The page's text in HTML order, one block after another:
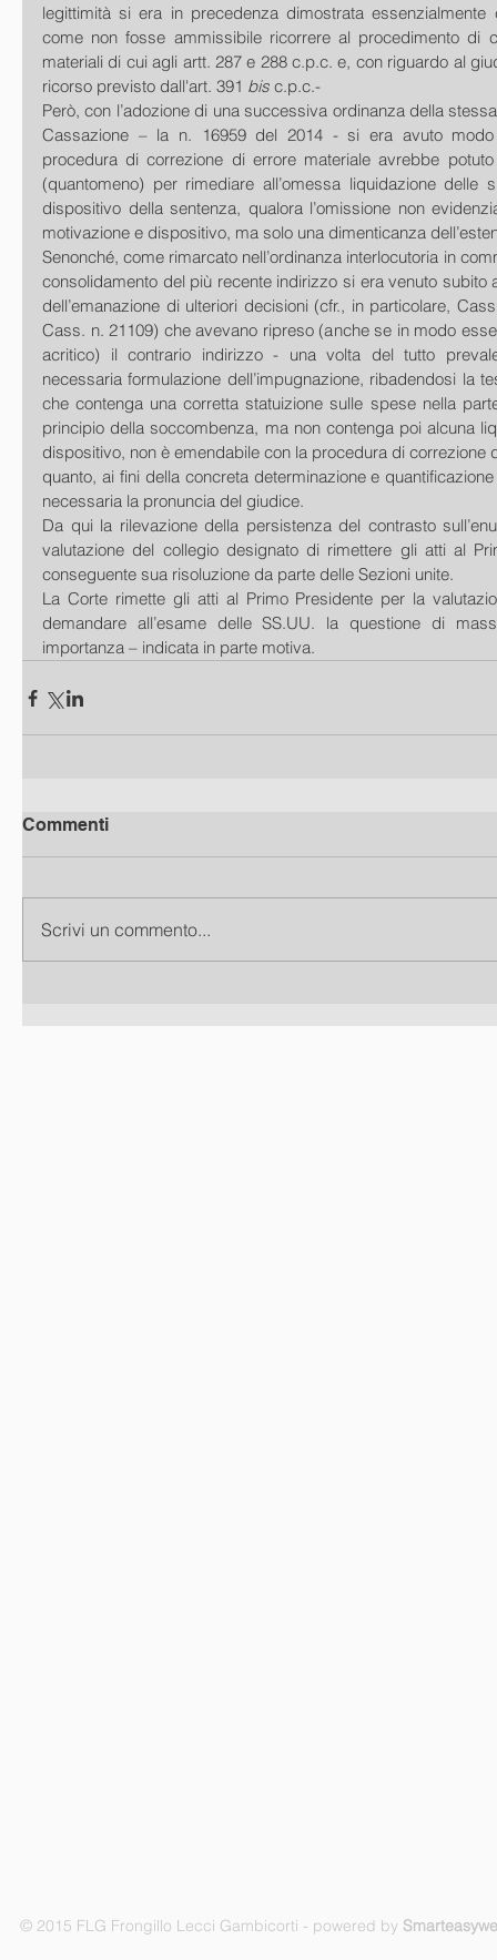
legittimità si era in precedenza dimostrata essenzialmente
come non fosse ammissibile ricorrere al procedimento di
materiali di cui agli artt. 287 e 288 c.p.c. e, con riguardo al
ricorso previsto dall'art. 391 bis c.p.c.-
Però, con l’adozione di una successiva ordinanza della
Cassazione – la n. 16959 del 2014 - si era avuto
procedura di correzione di errore materiale avrebbe
(quantomeno) per rimediare all’omessa liquidazione delle
dispositivo della sentenza, qualora l’omissione non
motivazione e dispositivo, ma solo una dimenticanza
Senonché, come rimarcato nell’ordinanza interlocutoria in
consolidamento del più recente indirizzo si era venuto subito
dell’emanazione di ulteriori decisioni (cfr., in particolare,
Cass. n. 21109) che avevano ripreso (anche se in modo
acritico) il contrario indirizzo - una volta del tutto
necessaria formulazione dell’impugnazione, ribadendosi la
che contenga una corretta statuizione sulle spese nella
principio della soccombenza, ma non contenga poi alcuna
dispositivo, non è emendabile con la procedura di correzione
quanto, ai fini della concreta determinazione e
necessaria la pronuncia del giudice.
Da qui la rilevazione della persistenza del contrasto
valutazione del collegio designato di rimettere gli atti al
conseguente sua risoluzione da parte delle Sezioni unite.
La Corte rimette gli atti al Primo Presidente per la
demandare all’esame delle SS.UU. la questione di
importanza – indicata in parte motiva.
Commenti
Scrivi un commento...
© 2015 FLG Frongillo Lecci Gambicorti - powered by